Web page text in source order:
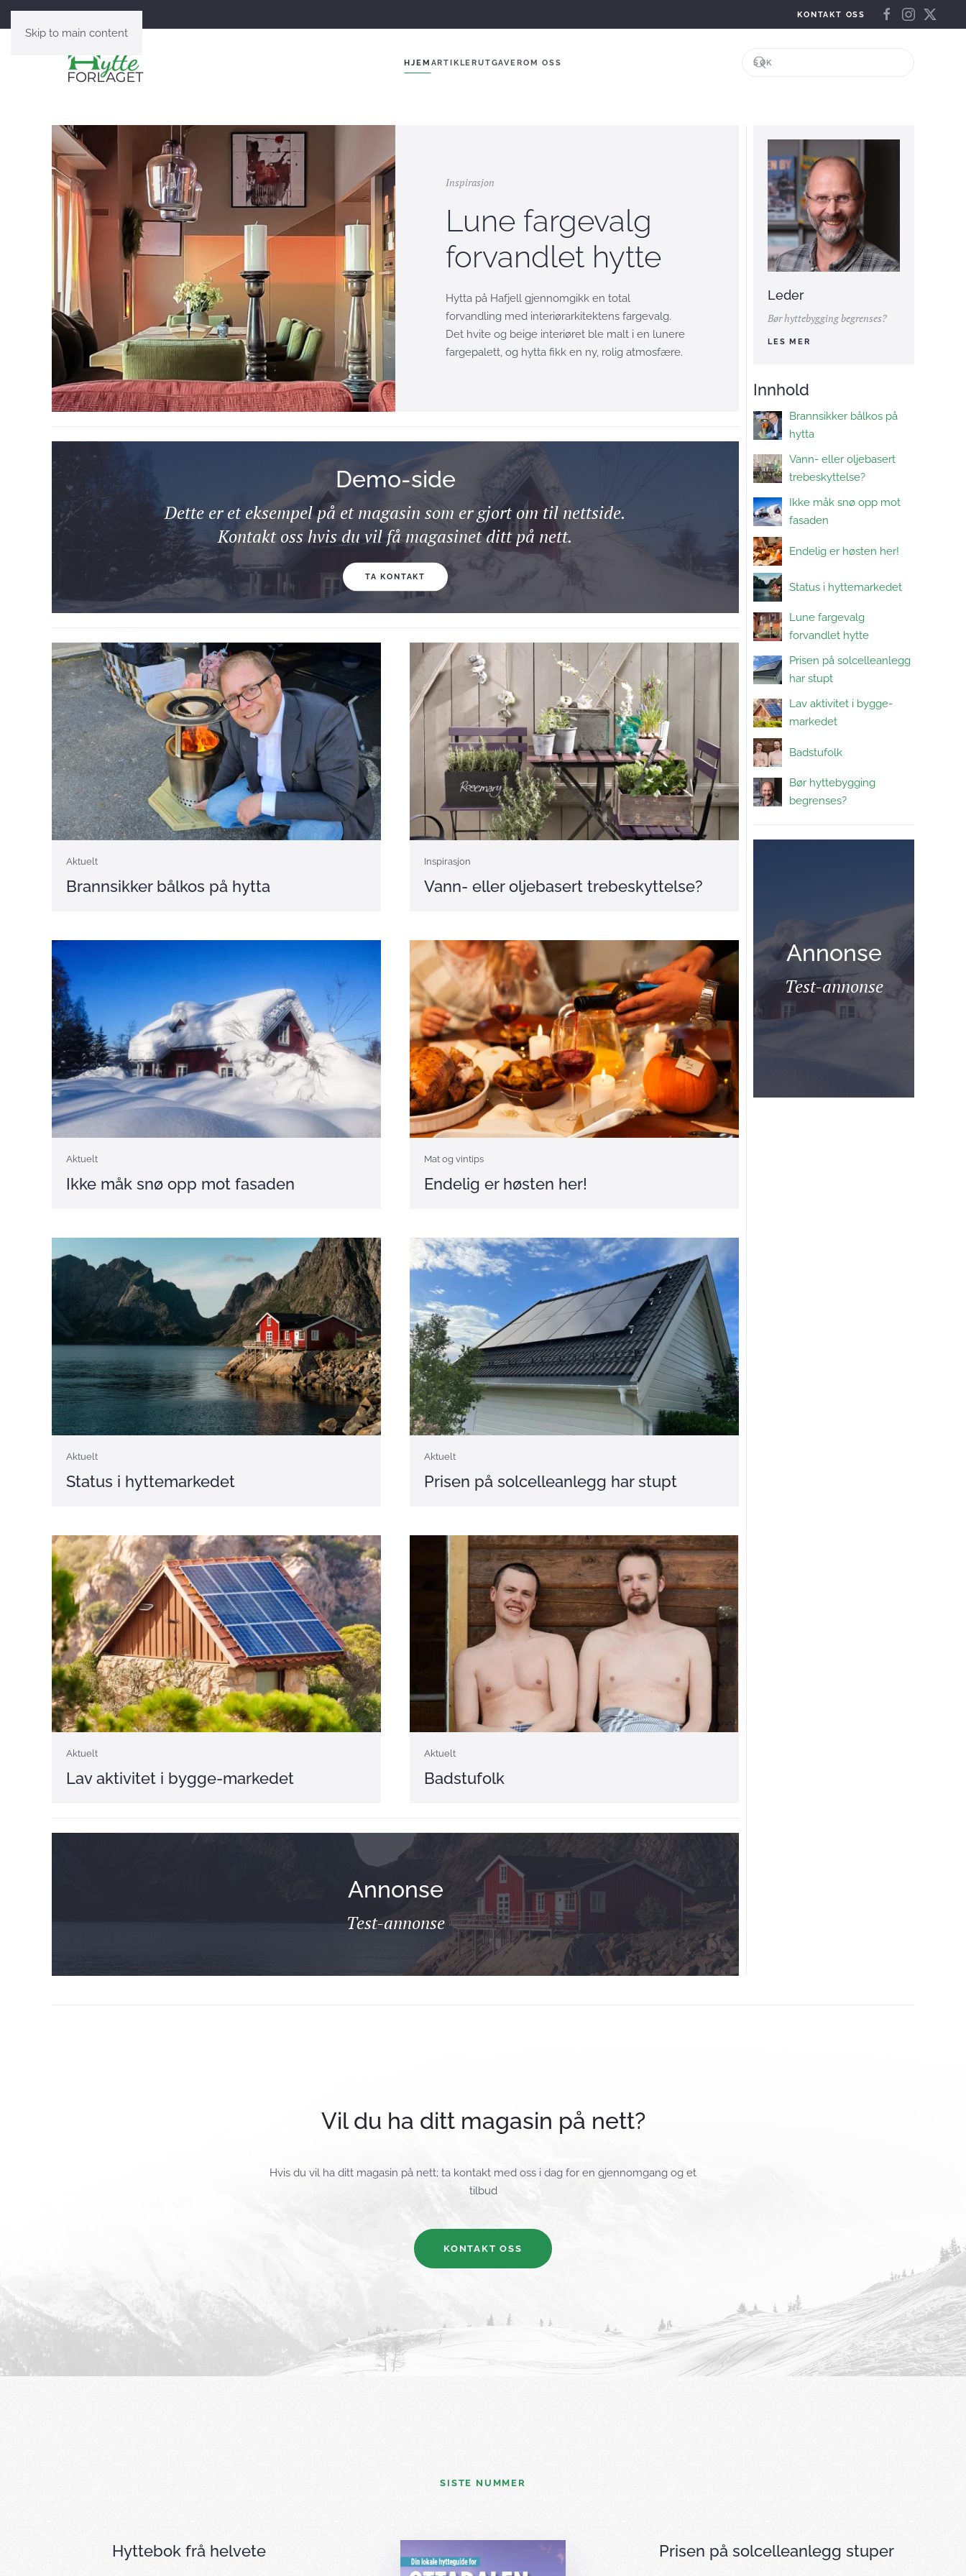
Skip to main content
KONTAKT OSS
HJEM ARTIKLERUTGAVEROM OSS
Inspirasjon
Lune fargevalg
forvandlet hytte
Hytta på Hafjell gjennomgikk en total
forvandling med interiørarkitektens fargevalg.
Det hvite og beige interiøret ble malt i en lunere
fargepalett, og hytta fikk en ny, rolig atmosfære.
Demo-side
Dette er et eksempel på et magasin som er gjort om til nettside.
Kontakt oss hvis du vil få magasinet ditt på nett.
TA KONTAKT
Aktuelt
Brannsikker bålkos på hytta
Inspirasjon
Vann- eller oljebasert trebeskyttelse?
Aktuelt
Ikke måk snø opp mot fasaden
Mat og vintips
Endelig er høsten her!
Aktuelt
Status i hyttemarkedet
Aktuelt
Prisen på solcelleanlegg har stupt
Aktuelt
Lav aktivitet i bygge-markedet
Aktuelt
Badstufolk
Annonse
Test-annonse
Leder
Bør hyttebygging begrenses?
LES MER
Innhold
Brannsikker bålkos på
hytta
Vann- eller oljebasert
trebeskyttelse?
Ikke måk snø opp mot
fasaden
Endelig er høsten her!
Status i hyttemarkedet
Lune fargevalg
forvandlet hytte
Prisen på solcelleanlegg
har stupt
Lav aktivitet i bygge-
markedet
Badstufolk
Bør hyttebygging
begrenses?
Annonse
Test-annonse
Vil du ha ditt magasin på nett?
Hvis du vil ha ditt magasin på nett; ta kontakt med oss i dag for en gjennomgang og et
tilbud
KONTAKT OSS
SISTE NUMMER
Hyttebok frå helvete Prisen på solcelleanlegg stuper